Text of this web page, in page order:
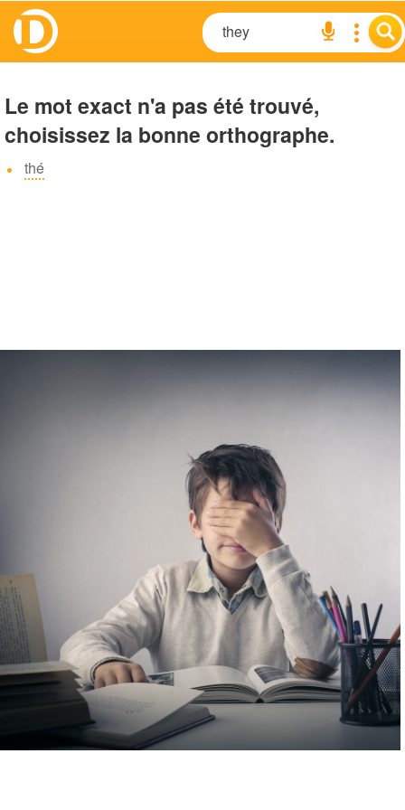
Le mot exact n'a pas été trouvé,
choisissez la bonne orthographe.
thé